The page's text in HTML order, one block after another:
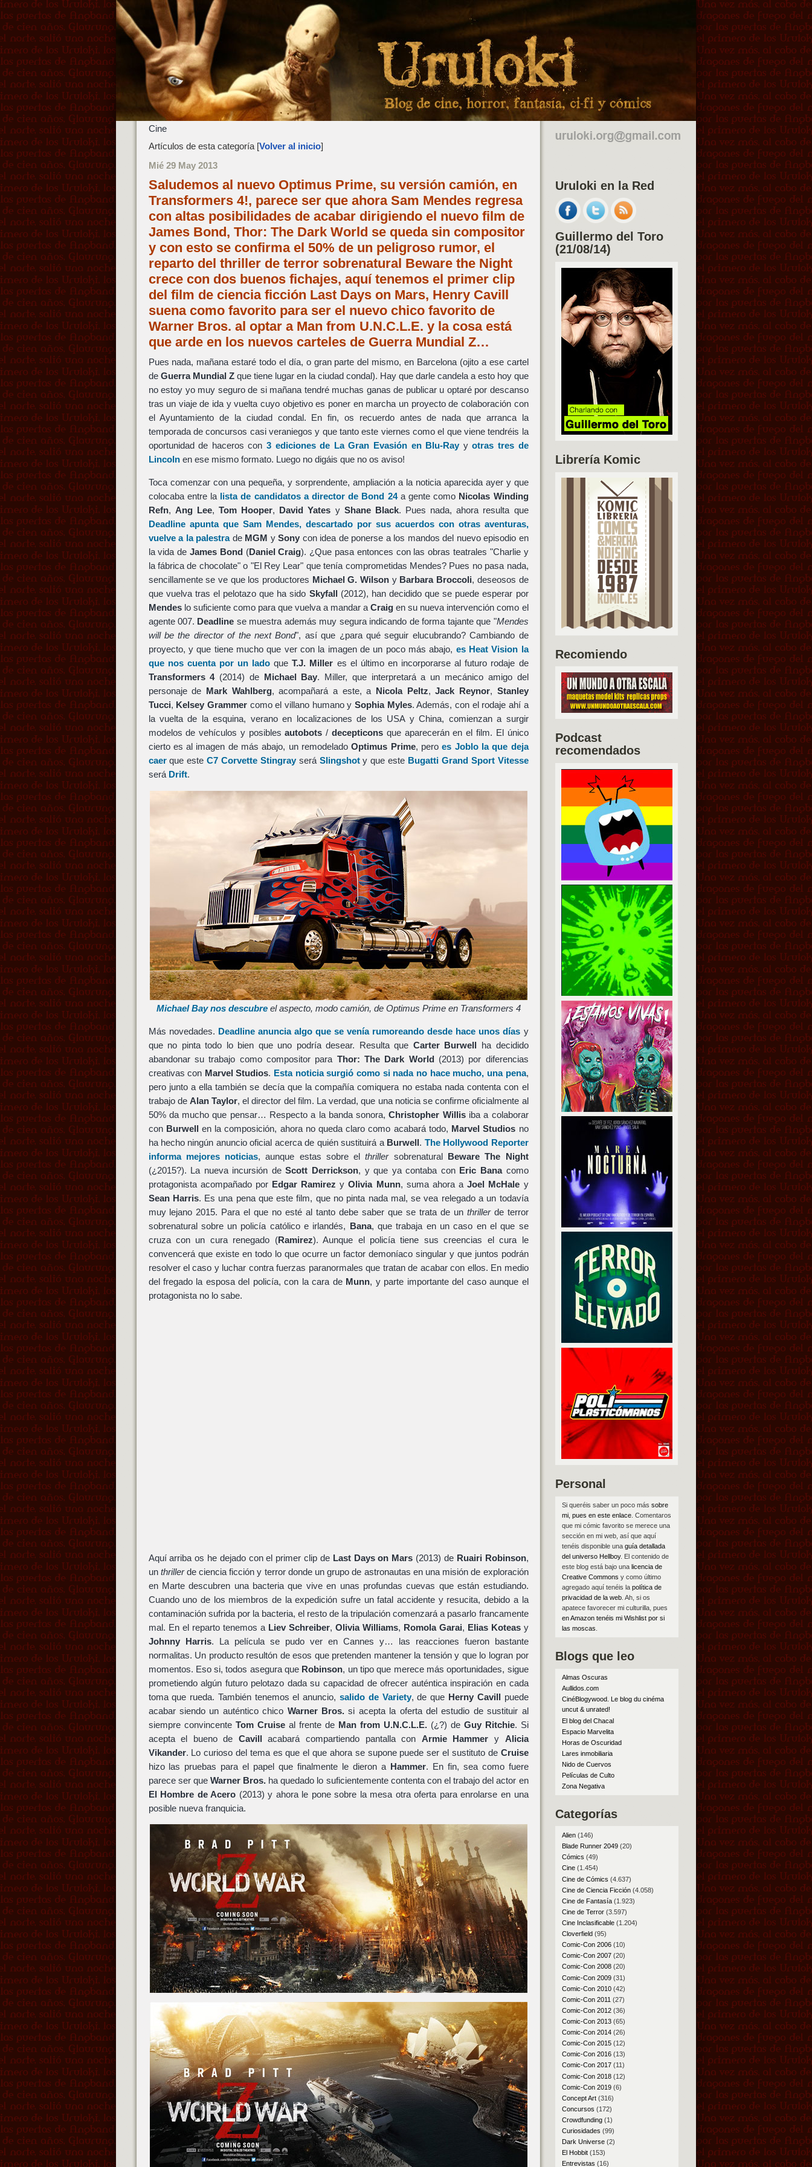
Cine
Artículos de esta categoría [Volver al inicio]
Mié 29 May 2013
Saludemos al nuevo Optimus Prime, su versión camión, en
Transformers 4!, parece ser que ahora Sam Mendes regresa
con altas posibilidades de acabar dirigiendo el nuevo film de
James Bond, Thor: The Dark World se queda sin compositor
y con esto se confirma el 50% de un peligroso rumor, el
reparto del thriller de terror sobrenatural Beware the Night
crece con dos buenos fichajes, aquí tenemos el primer clip
del film de ciencia ficción Last Days on Mars, Henry Cavill
suena como favorito para ser el nuevo chico favorito de
Warner Bros. al optar a Man from U.N.C.L.E. y la cosa está
que arde en los nuevos carteles de Guerra Mundial Z…
Pues nada, mañana estaré todo el día, o gran parte del mismo, en Barcelona (ojito a ese cartel
de Guerra Mundial Zque tiene lugar en la ciudad condal). Hay que darle candela a esto hoy que
no estoy yo muy seguro de si mañana tendré muchas ganas de publicar u optaré por descanso
tras un viaje de ida y vuelta cuyo objetivo es poner en marcha un proyecto de colaboración con
el Ayuntamiento de la ciudad condal. En fin, os recuerdo antes de nada que arranca la
temporada de concursos casi veraniegos y que tanto este viernes como el que viene tendréis la
oportunidad de haceros con 3 ediciones de La Gran Evasión en Blu-Ray yotras tres de
Lincolnen ese mismo formato. Luego no digáis que no os aviso!
Toca comenzar con una pequeña, y sorprendente, ampliación a la noticia aparecida ayer y que
colocaba entre la lista de candidatos a director de Bond 24a gente como Nicolas Winding
Refn, Ang Lee, Tom Hooper, David Yates y Shane Black. Pues nada, ahora resulta que
Deadline apunta que Sam Mendes, descartado por sus acuerdos con otras aventuras,
vuelve a la palestrade MGM ySony con idea de ponerse a los mandos del nuevo episodio en
la vida de James Bond(Daniel Craig). ¿Que pasa entonces con las obras teatrales "Charlie y
la fábrica de chocolate" o "El Rey Lear" que tenía comprometidas Mendes? Pues no pasa nada,
sencillamente se ve que los productores Michael G. Wilson y Barbara Broccoli, deseosos de
que vuelva tras el pelotazo que ha sido Skyfall (2012), han decidido que se puede esperar por
Mendeslo suficiente como para que vuelva a mandar aCraig en su nueva intervención como el
agente 007. Deadline se muestra además muy segura indicando de forma tajante que "Mendes
will be the director of the next Bond", así que ¿para qué seguir elucubrando? Cambiando de
proyecto, y que tiene mucho que ver con la imagen de un poco más abajo, es Heat Vision la
que nos cuenta por un lado queT.J. Miller es el último en incorporarse al futuro rodaje de
Transformers 4(2014) de Michael Bay. Miller, que interpretará a un mecánico amigo del
personaje de Mark Wahlberg, acompañará a este, a Nicola Peltz,Jack Reynor, Stanley
Tucci, Kelsey Grammercomo el villano humano y Sophia Myles. Además, con el rodaje ahí a
la vuelta de la esquina, verano en localizaciones de los USA y China, comienzan a surgir
modelos de vehículos y posiblesautobots /decepticons que aparecerán en el film. El único
cierto es al imagen de más abajo, un remodeladoOptimus Prime, peroes Joblo la que deja
caerque esteC7 Corvette Stingrayserá Slingshoty que este Bugatti Grand Sport Vitesse
será Drift.
Michael Bay nos descubreel aspecto, modo camión, de Optimus Prime en Transformers 4
Más novedades. Deadline anuncia algo que se venía rumoreando desde hace unos días y
que no pinta todo lo bien que uno podría desear. Resulta que Carter Burwell ha decidido
abandonar su trabajo como compositor para Thor: The Dark World(2013) por diferencias
creativas con Marvel Studios. Esta noticia surgió como si nada no hace mucho, una pena,
pero junto a ella también se decía que la compañía comiquera no estaba nada contenta con el
trabajo de Alan Taylor, el director del film. La verdad, que una noticia se confirme oficialmente al
50% da mucho que pensar… Respecto a la banda sonora,Christopher Willisiba a colaborar
con Burwell en la composición, ahora no queda claro como acabará todo, Marvel Studios no
ha hecho ningún anuncio oficial acerca de quién sustituirá a Burwell. The Hollywood Reporter
informa mejores noticias, aunque estas sobre elthrillersobrenatural Beware The Night
(¿2015?). La nueva incursión deScott Derrickson, y que ya contaba con Eric Banacomo
protagonista acompañado por Edgar Ramirez yOlivia Munn, suma ahora aJoel McHale y
Sean Harris. Es una pena que este film, que no pinta nada mal, se vea relegado a un todavía
muy lejano 2015. Para el que no esté al tanto debe saber que se trata de un thrillerde terror
sobrenatural sobre un policía católico e irlandés, Bana, que trabaja en un caso en el que se
cruza con un cura renegado (Ramirez). Aunque el policía tiene sus creencias el cura le
convencerá que existe en todo lo que ocurre un factor demoníaco singular y que juntos podrán
resolver el caso y luchar contra fuerzas paranormales que tratan de acabar con ellos. En medio
del fregado la esposa del policía, con la cara de Munn, y parte importante del caso aunque el
protagonista no lo sabe.
Aquí arriba os he dejado con el primer clip de Last Days on Mars (2013) de Ruairi Robinson,
un thrillerde ciencia ficción y terror donde un grupo de astronautas en una misión de exploración
en Marte descubren una bacteria que vive en unas profundas cuevas que están estudiando.
Cuando uno de los miembros de la expedición sufre un fatal accidente y resucita, debido a la
contaminación sufrida por la bacteria, el resto de la tripulación comenzará a pasarlo francamente
mal. En el reparto tenemos a Liev Schreiber, Olivia Williams, Romola Garai, Elias Koteasy
Johnny Harris. La película se pudo ver en Cannes y… las reacciones fueron bastante
normalitas. Un producto resultón de esos que pretenden mantener la tensión y que lo logran por
momentos. Eso si, todos asegura que Robinson, un tipo que merece más oportunidades, sigue
prometiendo algún futuro pelotazo dada su capacidad de ofrecer auténtica inspiración en cada
toma que rueda. También tenemos el anuncio,salido de Variety, de que Herny Cavill puede
acabar siendo un auténtico chico Warner Bros.si acepta la oferta del estudio de sustituir al
siempre convincente Tom Cruiseal frente de Man from U.N.C.L.E.(¿?) de Guy Ritchie. Si
acepta el bueno de Cavill acabará compartiendo pantalla con Armie Hammer y Alicia
Vikander. Lo curioso del tema es que el que ahora se supone puede ser el sustituto de Cruise
hizo las pruebas para el papel que finalmente le dieron a Hammer. En fin, sea como fuere
parece ser que Warner Bros. ha quedado lo suficientemente contenta con el trabajo del actor en
El Hombre de Acero (2013) y ahora le pone sobre la mesa otra oferta para enrolarse en una
posible nueva franquicia.
Uruloki en la Red
Guillermo del Toro
(21/08/14)
Librería Komic
Recomiendo
Podcast
recomendados
Personal
Si queréis saber un poco más sobre
mi, pues en este enlace. Comentaros
que mi cómic favorito se merece una
sección en mi web, así que aquí
tenéis disponible una guía detallada
del universo Hellboy. El contenido de
este blog está bajo una licencia de
Creative Commons y como último
agregado aquí tenéis la política de
privacidad de la web. Ah, si os
apatece favorecer mi culturilla, pues
en Amazon tenéis mi Wishlist por si
las moscas
Blogs que leo
Almas Oscuras
Aullidos.com
CinéBlogywood. Le blog du cinéma
uncut & unrated!
El blog del Chacal
Espacio Marvelita
Horas de Oscuridad
Lares inmobiliaria
Nido de Cuervos
Películas de Culto
Zona Negativa
Categorías
Alien(146)
Blade Runner 2049(20)
Cómics (49)
Cine(1.454)
Cine de Cómics (4.637)
Cine de Ciencia Ficción(4.058)
Cine de Fantasía(1.923)
Cine de Terror(3.597)
Cine Inclasificable(1.204)
Cloverfield(95)
Comic-Con 2006(10)
Comic-Con 2007(20)
Comic-Con 2008(20)
Comic-Con 2009(31)
Comic-Con 2010(42)
Comic-Con 2011 (27)
Comic-Con 2012(36)
Comic-Con 2013(65)
Comic-Con 2014(26)
Comic-Con 2015(12)
Comic-Con 2016(13)
Comic-Con 2017(11)
Comic-Con 2018(12)
Comic-Con 2019(6)
Concept Art(316)
Concursos (172)
Crowdfunding(1)
Curiosidades (99)
Dark Universe(2)
El Hobbit(153)
Entrevistas (16)